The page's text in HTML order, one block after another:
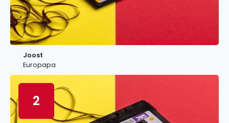
Joost
Europapa
2